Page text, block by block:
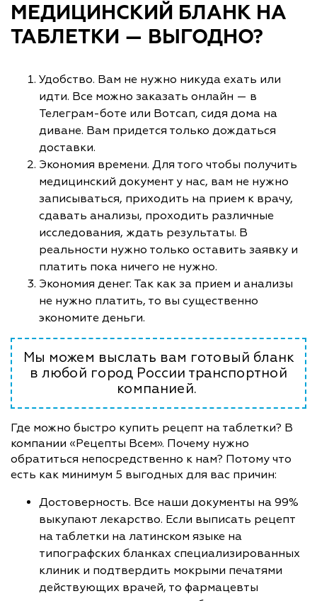
МЕДИЦИНСКИЙ БЛАНК НА
ТАБЛЕТКИ — ВЫГОДНО?
Удобство. Вам не нужно никуда ехать или
идти. Все можно заказать онлайн — в
Телеграм-боте или Вотсап, сидя дома на
диване. Вам придется только дождаться
доставки.
Экономия времени. Для того чтобы получить
медицинский документ у нас, вам не нужно
записываться, приходить на прием к врачу,
сдавать анализы, проходить различные
исследования, ждать результаты. В
реальности нужно только оставить заявку и
платить пока ничего не нужно.
Экономия денег. Так как за прием и анализы
не нужно платить, то вы существенно
экономите деньги.
Мы можем выслать вам готовый бланк
в любой город России транспортной
компанией.
Где можно быстро купить рецепт на таблетки? В
компании «Рецепты Всем». Почему нужно
обратиться непосредственно к нам? Потому что
есть как минимум 5 выгодных для вас причин:
Достоверность. Все наши документы на 99%
выкупают лекарство. Если выписать рецепт
на таблетки на латинском языке на
типографских бланках специализированных
клиник и подтвердить мокрыми печатями
действующих врачей, то фармацевты